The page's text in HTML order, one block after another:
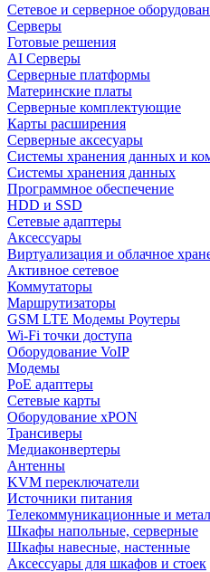
Сетевое и серверное
Cерверы
Готовые решения
AI Серверы
Серверные платформы
Материнские платы
Серверные комплектующие
Карты расширения
Серверные аксесуары
Системы хранения данных и
Системы хранения данных
Программное обеспечение
HDD и SSD
Сетевые адаптеры
Аксессуары
Виртуализация и облачное
Активное сетевое
Коммутаторы
Маршрутизаторы
GSM LTE Модемы Роутеры
Wi-Fi точки доступа
Оборудование VoIP
Модемы
PoE адаптеры
Сетевые карты
Оборудование xPON
Трансиверы
Медиаконвертеры
Антенны
KVM переключатели
Источники питания
Телекоммуникационные и
Шкафы напольные, серверные
Шкафы навесные, настенные
Аксессуары для шкафов и стоек